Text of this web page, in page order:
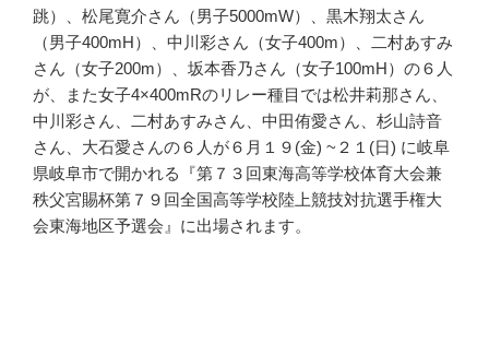
跳）、松尾寛介さん（男子5000mW）、黒木翔太さん
（男子400mH）、中川彩さん（女子400m）、二村あすみ
さん（女子200m）、坂本香乃さん（女子100mH）の６人
が、また女子4×400mRのリレー種目では松井莉那さん、
中川彩さん、二村あすみさん、中田侑愛さん、杉山詩音
さん、大石愛さんの６人が６月１９(金) ~２１(日) に岐阜
県岐阜市で開かれる『第７３回東海高等学校体育大会兼
秩父宮賜杯第７９回全国高等学校陸上競技対抗選手権大
会東海地区予選会』に出場されます。